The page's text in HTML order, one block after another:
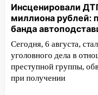
120 тысяч долга
11:49 Снят режим
опасность» на
области
11:30 Кабмин РФ
2027 года
Инсценировали
миллиона рублей:
банда
Сегодня, 6 августа,
уголовного дела в
преступной группы,
при получении